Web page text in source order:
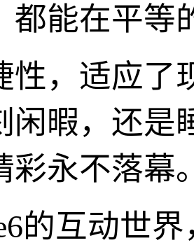
都能在平等
性，适应了
闲暇，还是
彩永不落幕
的互动世